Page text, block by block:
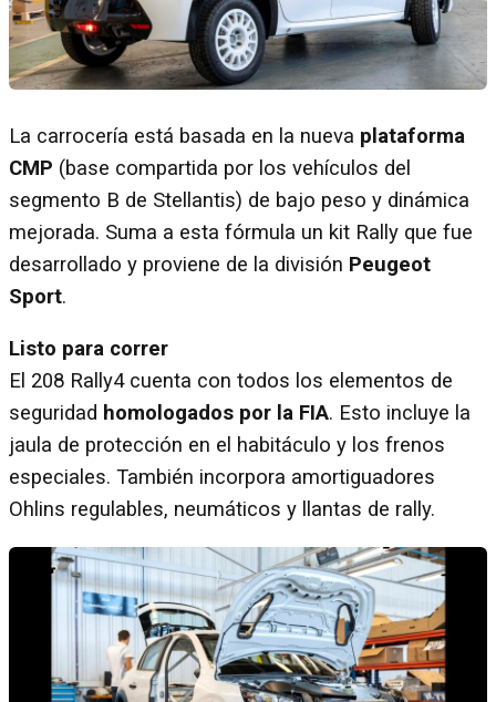
La carrocería está basada en la nueva plataforma
CMP (base compartida por los vehículos del
segmento B de Stellantis) de bajo peso y dinámica
mejorada. Suma a esta fórmula un kit Rally que fue
desarrollado y proviene de la división Peugeot
Sport.
Listo para correr
El 208 Rally4 cuenta con todos los elementos de
seguridad homologados por la FIA. Esto incluye la
jaula de protección en el habitáculo y los frenos
especiales. También incorpora amortiguadores
Ohlins regulables, neumáticos y llantas de rally.